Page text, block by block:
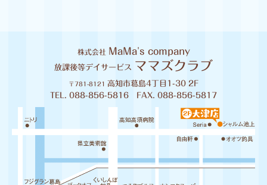
株式会社 MaMa's company
放課後等デイサービス ママズクラブ
〒781-8121 高知市葛島4丁目1-30 2F
TEL. 088-856-5816 FAX. 088-856-5817